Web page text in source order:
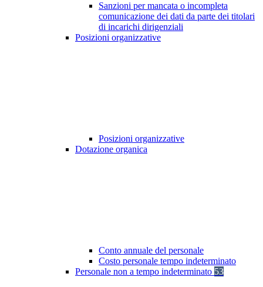
Sanzioni per mancata o incompleta
comunicazione dei dati da parte dei titolari
di incarichi dirigenziali
Posizioni organizzative
Posizioni organizzative
Dotazione organica
Conto annuale del personale
Costo personale tempo indeterminato
Personale non a tempo indeterminato 53